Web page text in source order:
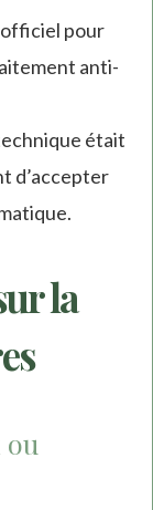
pour
anti-
était
d’accepter
la